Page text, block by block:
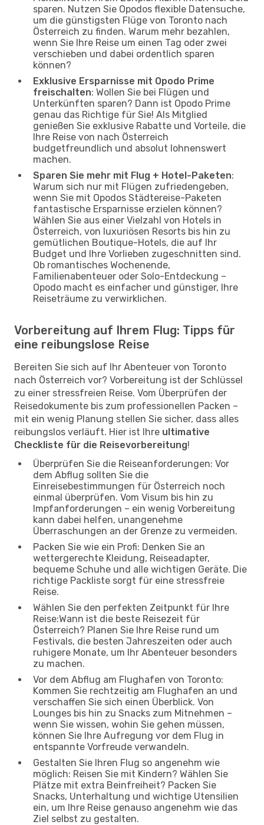
sparen. Nutzen Sie Opodos flexible Datensuche,
um die günstigsten Flüge von Toronto nach
Österreich zu finden. Warum mehr bezahlen,
wenn Sie Ihre Reise um einen Tag oder zwei
verschieben und dabei ordentlich sparen
können?
Exklusive Ersparnisse mit Opodo Prime
freischalten: Wollen Sie bei Flügen und
Unterkünften sparen? Dann ist Opodo Prime
genau das Richtige für Sie! Als Mitglied
genießen Sie exklusive Rabatte und Vorteile, die
Ihre Reise von nach Österreich
budgetfreundlich und absolut lohnenswert
machen.
Sparen Sie mehr mit Flug + Hotel-Paketen:
Warum sich nur mit Flügen zufriedengeben,
wenn Sie mit Opodos Städtereise-Paketen
fantastische Ersparnisse erzielen können?
Wählen Sie aus einer Vielzahl von Hotels in
Österreich, von luxuriösen Resorts bis hin zu
gemütlichen Boutique-Hotels, die auf Ihr
Budget und Ihre Vorlieben zugeschnitten sind.
Ob romantisches Wochenende,
Familienabenteuer oder Solo-Entdeckung –
Opodo macht es einfacher und günstiger, Ihre
Reiseträume zu verwirklichen.
Vorbereitung auf Ihrem Flug: Tipps für
eine reibungslose Reise
Bereiten Sie sich auf Ihr Abenteuer von Toronto
nach Österreich vor? Vorbereitung ist der Schlüssel
zu einer stressfreien Reise. Vom Überprüfen der
Reisedokumente bis zum professionellen Packen –
mit ein wenig Planung stellen Sie sicher, dass alles
reibungslos verläuft. Hier ist Ihre ultimative
Checkliste für die Reisevorbereitung!
Überprüfen Sie die Reiseanforderungen: Vor
dem Abflug sollten Sie die
Einreisebestimmungen für Österreich noch
einmal überprüfen. Vom Visum bis hin zu
Impfanforderungen – ein wenig Vorbereitung
kann dabei helfen, unangenehme
Überraschungen an der Grenze zu vermeiden.
Packen Sie wie ein Profi: Denken Sie an
wettergerechte Kleidung, Reiseadapter,
bequeme Schuhe und alle wichtigen Geräte. Die
richtige Packliste sorgt für eine stressfreie
Reise.
Wählen Sie den perfekten Zeitpunkt für Ihre
Reise:Wann ist die beste Reisezeit für
Österreich? Planen Sie Ihre Reise rund um
Festivals, die besten Jahreszeiten oder auch
ruhigere Monate, um Ihr Abenteuer besonders
zu machen.
Vor dem Abflug am Flughafen von Toronto:
Kommen Sie rechtzeitig am Flughafen an und
verschaffen Sie sich einen Überblick. Von
Lounges bis hin zu Snacks zum Mitnehmen –
wenn Sie wissen, wohin Sie gehen müssen,
können Sie Ihre Aufregung vor dem Flug in
entspannte Vorfreude verwandeln.
Gestalten Sie Ihren Flug so angenehm wie
möglich: Reisen Sie mit Kindern? Wählen Sie
Plätze mit extra Beinfreiheit? Packen Sie
Snacks, Unterhaltung und wichtige Utensilien
ein, um Ihre Reise genauso angenehm wie das
Ziel selbst zu gestalten.